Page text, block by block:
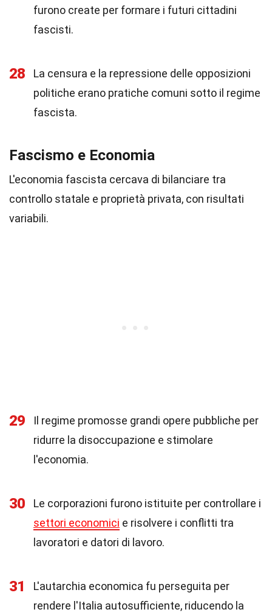
furono create per formare i futuri cittadini
fascisti.
28
La censura e la repressione delle opposizioni
politiche erano pratiche comuni sotto il regime
fascista.
Fascismo e Economia
L'economia fascista cercava di bilanciare tra
controllo statale e proprietà privata, con risultati
variabili.
29
Il regime promosse grandi opere pubbliche per
ridurre la disoccupazione e stimolare
l'economia.
30
Le corporazioni furono istituite per controllare i
settori economici e risolvere i conflitti tra
lavoratori e datori di lavoro.
31
L'autarchia economica fu perseguita per
rendere l'Italia autosufficiente, riducendo la